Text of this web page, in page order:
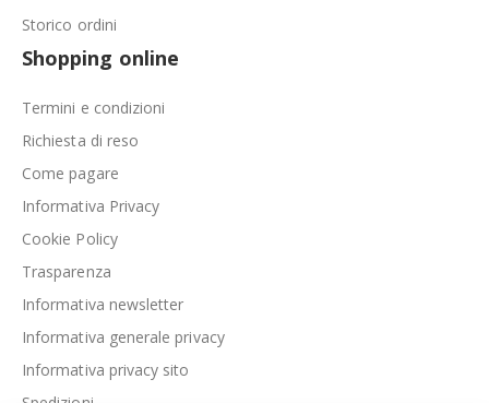
Storico ordini
Shopping online
Termini e condizioni
Richiesta di reso
Come pagare
Informativa Privacy
Cookie Policy
Trasparenza
Informativa newsletter
Informativa generale privacy
Informativa privacy sito